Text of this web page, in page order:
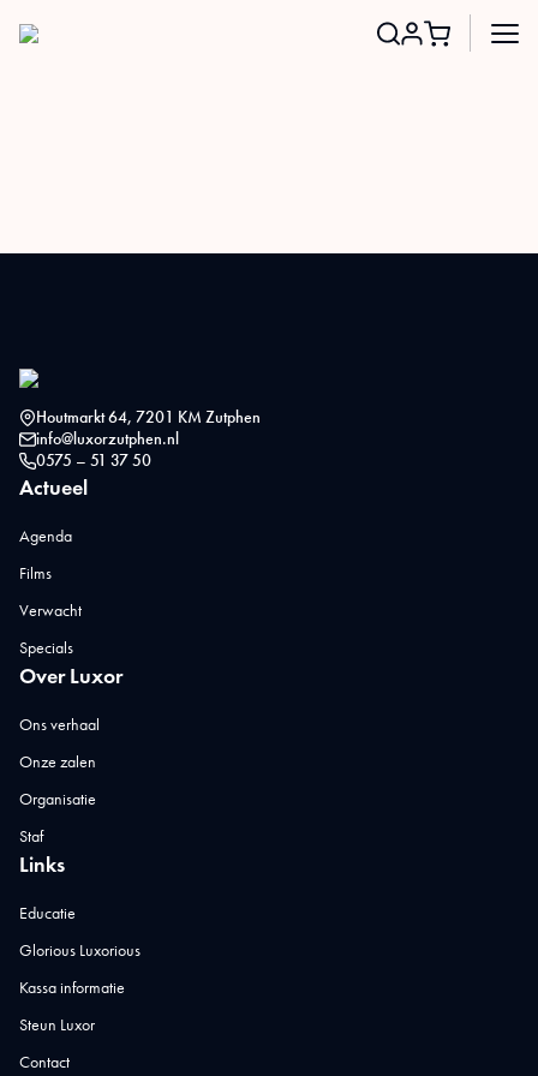
Houtmarkt 64, 7201 KM Zutphen
info@luxorzutphen.nl
0575 – 51 37 50
Actueel
Agenda
Films
Verwacht
Specials
Over Luxor
Ons verhaal
Onze zalen
Organisatie
Staf
Links
Educatie
Glorious Luxorious
Kassa informatie
Steun Luxor
Contact